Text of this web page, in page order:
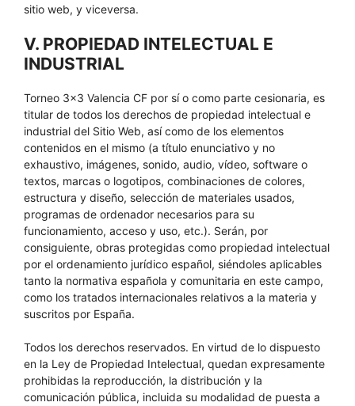
sitio web, y viceversa.
V. PROPIEDAD INTELECTUAL E
INDUSTRIAL
Torneo 3×3 Valencia CF por sí o como parte cesionaria, es
titular de todos los derechos de propiedad intelectual e
industrial del Sitio Web, así como de los elementos
contenidos en el mismo (a título enunciativo y no
exhaustivo, imágenes, sonido, audio, vídeo, software o
textos, marcas o logotipos, combinaciones de colores,
estructura y diseño, selección de materiales usados,
programas de ordenador necesarios para su
funcionamiento, acceso y uso, etc.). Serán, por
consiguiente, obras protegidas como propiedad intelectual
por el ordenamiento jurídico español, siéndoles aplicables
tanto la normativa española y comunitaria en este campo,
como los tratados internacionales relativos a la materia y
suscritos por España.
Todos los derechos reservados. En virtud de lo dispuesto
en la Ley de Propiedad Intelectual, quedan expresamente
prohibidas la reproducción, la distribución y la
comunicación pública, incluida su modalidad de puesta a